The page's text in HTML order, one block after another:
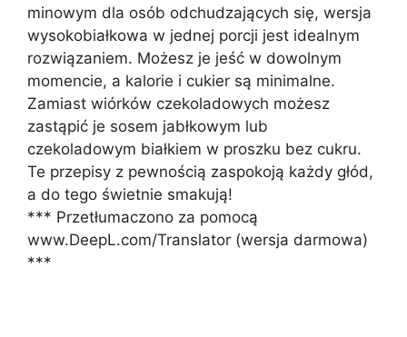
minowym dla osób odchudzających się, wersja
wysokobiałkowa w jednej porcji jest idealnym
rozwiązaniem. Możesz je jeść w dowolnym
momencie, a kalorie i cukier są minimalne.
Zamiast wiórków czekoladowych możesz
zastąpić je sosem jabłkowym lub
czekoladowym białkiem w proszku bez cukru.
Te przepisy z pewnością zaspokoją każdy głód,
a do tego świetnie smakują!
*** Przetłumaczono za pomocą
www.DeepL.com/Translator (wersja darmowa)
***